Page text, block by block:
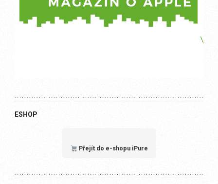
ESHOP
Přejít do e-shopu iPure